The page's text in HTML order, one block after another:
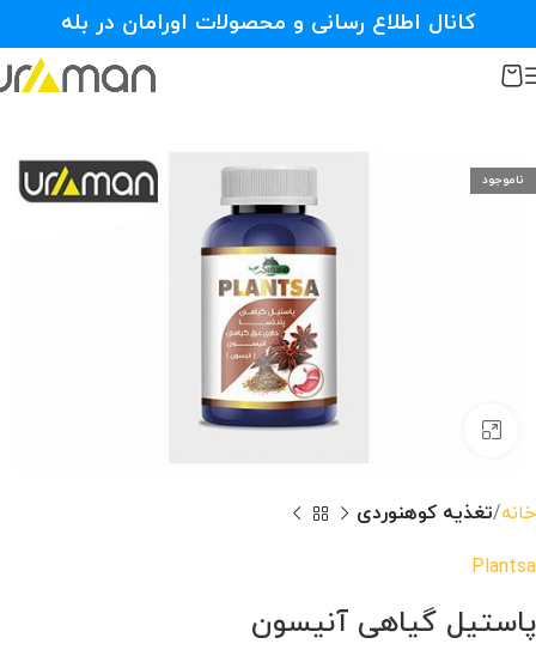
ناموجود
خانه تغذیه کوهنوردی
Plantsa
پاستیل گیاهی آنیسون
کانال اطلاع رسانی و محصولات اورامان در بله